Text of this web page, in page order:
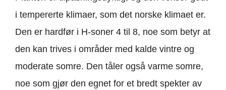
i tempererte klimaer, som det norske klimaet er.
Den er hardfør i H-soner 4 til 8, noe som betyr at
den kan trives i områder med kalde vintre og
moderate somre. Den tåler også varme somre,
noe som gjør den egnet for et bredt spekter av